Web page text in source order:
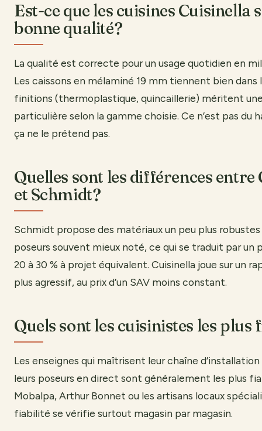
Est-ce que les cuisines Cuisinella
bonne qualité?
La qualité est correcte pour un usage quotidien en
Les caissons en mélaminé 19 mm tiennent bien dans
finitions (thermoplastique, quincaillerie) méritent
particulière selon la gamme choisie. Ce n’est pas du
ça ne le prétend pas.
Quelles sont les différences entre
et Schmidt?
Schmidt propose des matériaux un peu plus
poseurs souvent mieux noté, ce qui se traduit par un
20 à 30 % à projet équivalent. Cuisinella joue sur un
plus agressif, au prix d’un SAV moins constant.
Quels sont les cuisinistes les plus
Les enseignes qui maîtrisent leur chaîne
leurs poseurs en direct sont généralement les plus
Mobalpa, Arthur Bonnet ou les artisans locaux
fiabilité se vérifie surtout magasin par magasin.